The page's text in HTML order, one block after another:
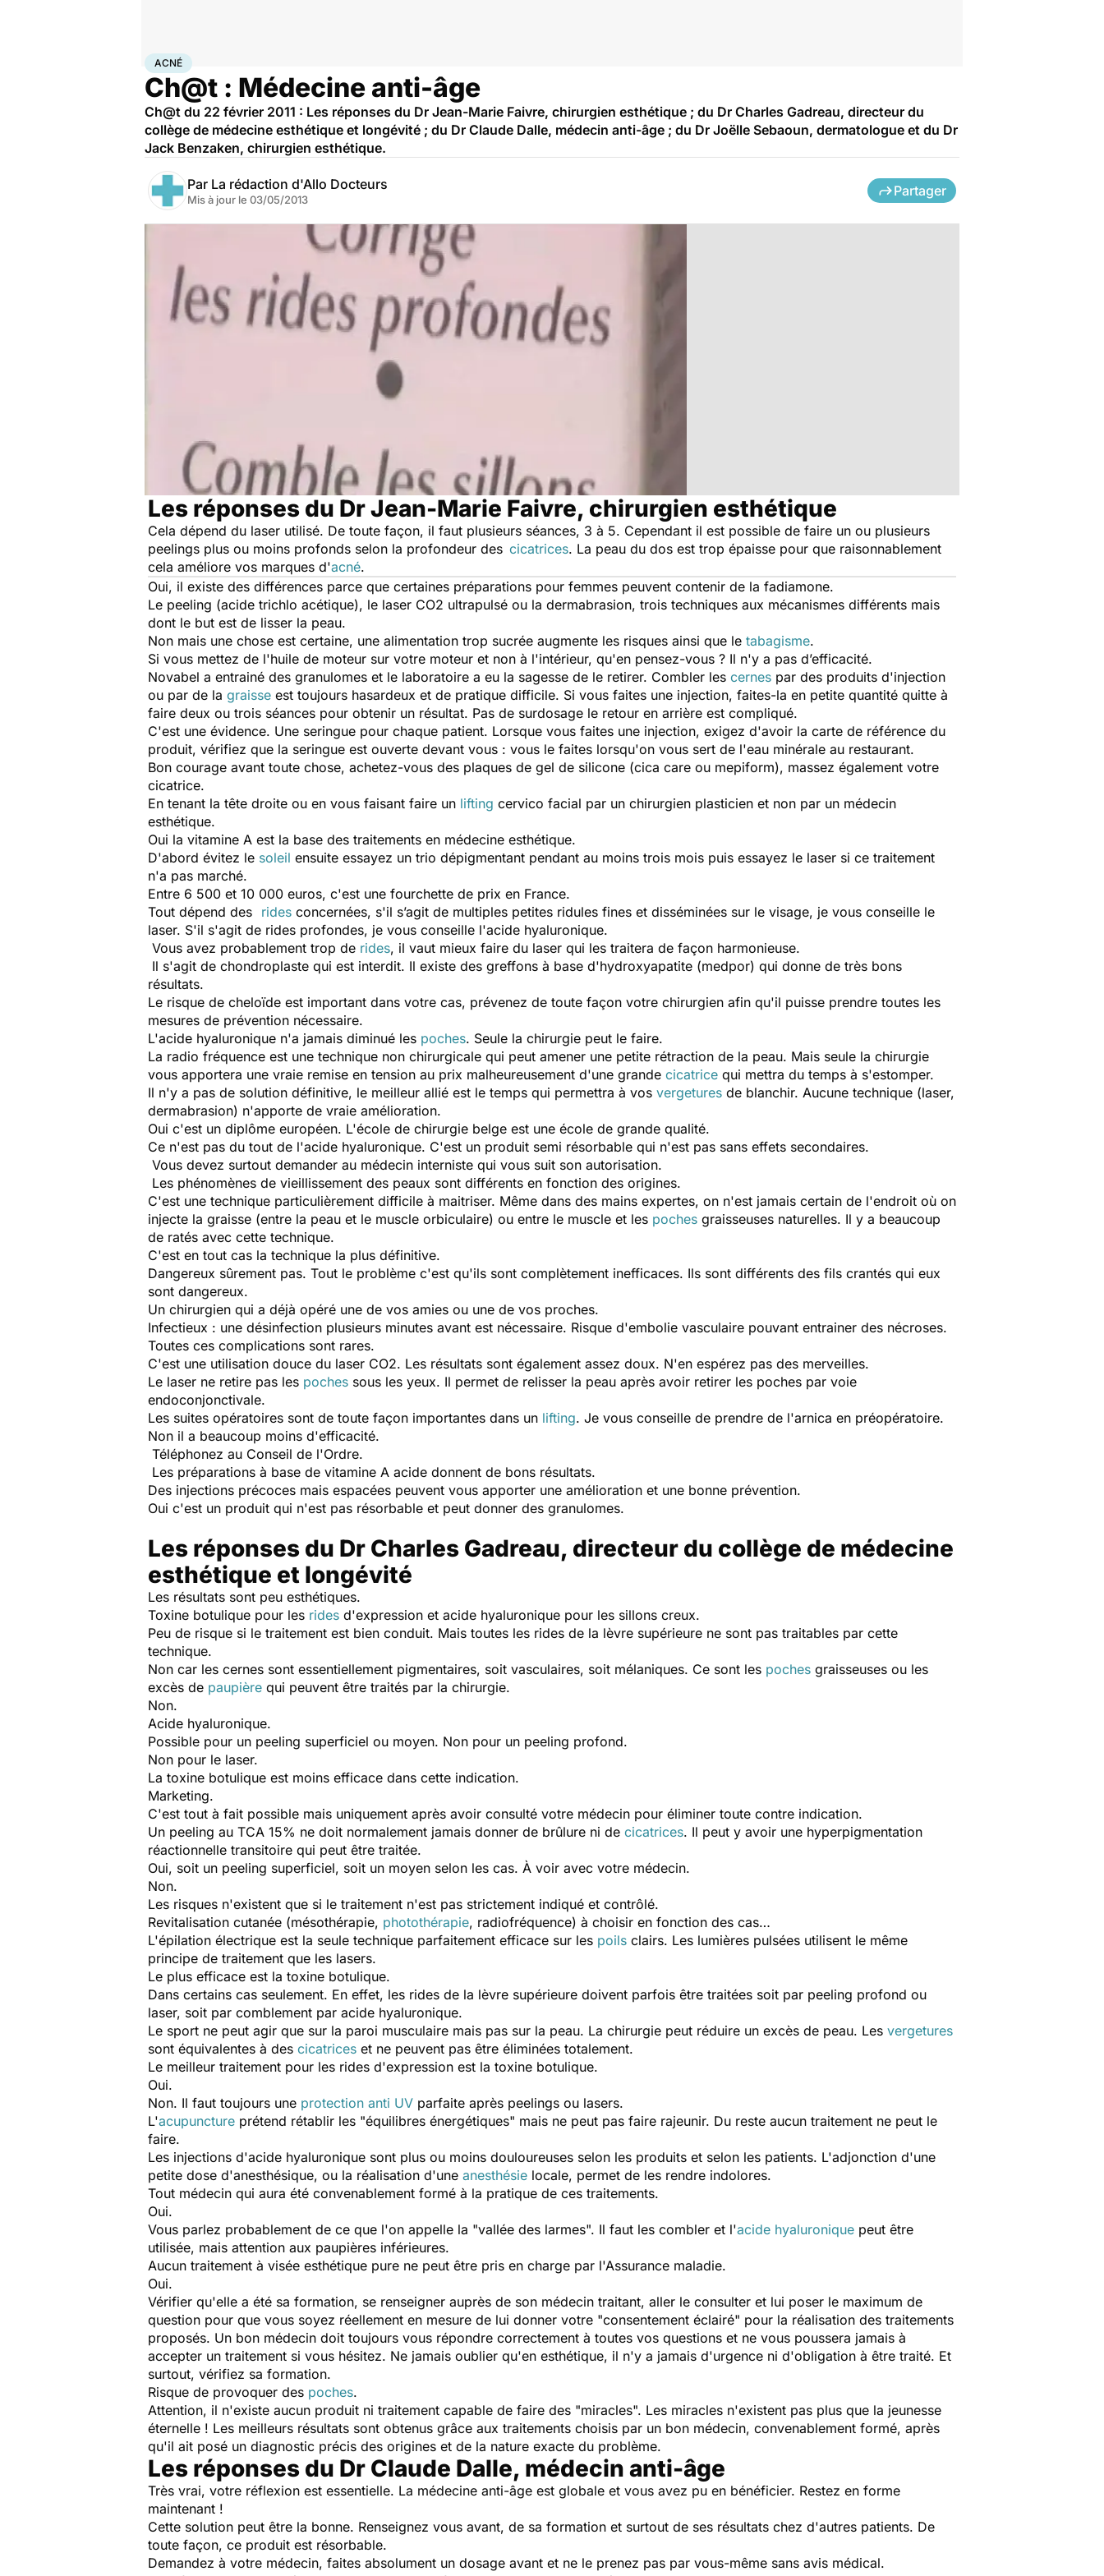
AccueilSanté
ACNÉ
Ch@t : Médecine anti-âge
Ch@t du 22 février 2011 : Les réponses du Dr Jean-Marie Faivre, chirurgien esthétique ; du Dr Charles Gadreau, directeur du
collège de médecine esthétique et longévité ; du Dr Claude Dalle, médecin anti-âge ; du Dr Joëlle Sebaoun, dermatologue et du Dr
Jack Benzaken, chirurgien esthétique.
Par La rédaction d'Allo Docteurs
Mis à jour le 03/05/2013
Partager
Les réponses du Dr Jean-Marie Faivre, chirurgien esthétique
Cela dépend du laser utilisé. De toute façon, il faut plusieurs séances, 3 à 5. Cependant il est possible de faire un ou plusieurs
peelings plus ou moins profonds selon la profondeur des cicatrices. La peau du dos est trop épaisse pour que raisonnablement
cela améliore vos marques d'acné.
Oui, il existe des différences parce que certaines préparations pour femmes peuvent contenir de la fadiamone.
Le peeling (acide trichlo acétique), le laser CO2 ultrapulsé ou la dermabrasion, trois techniques aux mécanismes différents mais
dont le but est de lisser la peau.
Non mais une chose est certaine, une alimentation trop sucrée augmente les risques ainsi que le tabagisme.
Si vous mettez de l'huile de moteur sur votre moteur et non à l'intérieur, qu'en pensez-vous ? Il n'y a pas d’efficacité.
Novabel a entrainé des granulomes et le laboratoire a eu la sagesse de le retirer. Combler les cernes par des produits d'injection
ou par de la graisse est toujours hasardeux et de pratique difficile. Si vous faites une injection, faites-la en petite quantité quitte à
faire deux ou trois séances pour obtenir un résultat. Pas de surdosage le retour en arrière est compliqué.
C'est une évidence. Une seringue pour chaque patient. Lorsque vous faites une injection, exigez d'avoir la carte de référence du
produit, vérifiez que la seringue est ouverte devant vous : vous le faites lorsqu'on vous sert de l'eau minérale au restaurant.
Bon courage avant toute chose, achetez-vous des plaques de gel de silicone (cica care ou mepiform), massez également votre
cicatrice.
En tenant la tête droite ou en vous faisant faire un lifting cervico facial par un chirurgien plasticien et non par un médecin
esthétique.
Oui la vitamine A est la base des traitements en médecine esthétique.
D'abord évitez le soleil ensuite essayez un trio dépigmentant pendant au moins trois mois puis essayez le laser si ce traitement
n'a pas marché.
Entre 6 500 et 10 000 euros, c'est une fourchette de prix en France.
Tout dépend des rides concernées, s'il s’agit de multiples petites ridules fines et disséminées sur le visage, je vous conseille le
laser. S'il s'agit de rides profondes, je vous conseille l'acide hyaluronique.
Vous avez probablement trop de rides, il vaut mieux faire du laser qui les traitera de façon harmonieuse.
Il s'agit de chondroplaste qui est interdit. Il existe des greffons à base d'hydroxyapatite (medpor) qui donne de très bons
résultats.
Le risque de cheloïde est important dans votre cas, prévenez de toute façon votre chirurgien afin qu'il puisse prendre toutes les
mesures de prévention nécessaire.
L'acide hyaluronique n'a jamais diminué les poches. Seule la chirurgie peut le faire.
La radio fréquence est une technique non chirurgicale qui peut amener une petite rétraction de la peau. Mais seule la chirurgie
vous apportera une vraie remise en tension au prix malheureusement d'une grande cicatrice qui mettra du temps à s'estomper.
Il n'y a pas de solution définitive, le meilleur allié est le temps qui permettra à vos vergetures de blanchir. Aucune technique (laser,
dermabrasion) n'apporte de vraie amélioration.
Oui c'est un diplôme européen. L'école de chirurgie belge est une école de grande qualité.
Ce n'est pas du tout de l'acide hyaluronique. C'est un produit semi résorbable qui n'est pas sans effets secondaires.
Vous devez surtout demander au médecin interniste qui vous suit son autorisation.
Les phénomènes de vieillissement des peaux sont différents en fonction des origines.
C'est une technique particulièrement difficile à maitriser. Même dans des mains expertes, on n'est jamais certain de l'endroit où on
injecte la graisse (entre la peau et le muscle orbiculaire) ou entre le muscle et les poches graisseuses naturelles. Il y a beaucoup
de ratés avec cette technique.
C'est en tout cas la technique la plus définitive.
Dangereux sûrement pas. Tout le problème c'est qu'ils sont complètement inefficaces. Ils sont différents des fils crantés qui eux
sont dangereux.
Un chirurgien qui a déjà opéré une de vos amies ou une de vos proches.
Infectieux : une désinfection plusieurs minutes avant est nécessaire. Risque d'embolie vasculaire pouvant entrainer des nécroses.
Toutes ces complications sont rares.
C'est une utilisation douce du laser CO2. Les résultats sont également assez doux. N'en espérez pas des merveilles.
Le laser ne retire pas les poches sous les yeux. Il permet de relisser la peau après avoir retirer les poches par voie
endoconjonctivale.
Les suites opératoires sont de toute façon importantes dans un lifting. Je vous conseille de prendre de l'arnica en préopératoire.
Non il a beaucoup moins d'efficacité.
Téléphonez au Conseil de l'Ordre.
Les préparations à base de vitamine A acide donnent de bons résultats.
Des injections précoces mais espacées peuvent vous apporter une amélioration et une bonne prévention.
Oui c'est un produit qui n'est pas résorbable et peut donner des granulomes.
Les réponses du Dr Charles Gadreau, directeur du collège de médecine
esthétique et longévité
Les résultats sont peu esthétiques.
Toxine botulique pour les rides d'expression et acide hyaluronique pour les sillons creux.
Peu de risque si le traitement est bien conduit. Mais toutes les rides de la lèvre supérieure ne sont pas traitables par cette
technique.
Non car les cernes sont essentiellement pigmentaires, soit vasculaires, soit mélaniques. Ce sont les poches graisseuses ou les
excès de paupière qui peuvent être traités par la chirurgie.
Non.
Acide hyaluronique.
Possible pour un peeling superficiel ou moyen. Non pour un peeling profond.
Non pour le laser.
La toxine botulique est moins efficace dans cette indication.
Marketing.
C'est tout à fait possible mais uniquement après avoir consulté votre médecin pour éliminer toute contre indication.
Un peeling au TCA 15% ne doit normalement jamais donner de brûlure ni de cicatrices. Il peut y avoir une hyperpigmentation
réactionnelle transitoire qui peut être traitée.
Oui, soit un peeling superficiel, soit un moyen selon les cas. À voir avec votre médecin.
Non.
Les risques n'existent que si le traitement n'est pas strictement indiqué et contrôlé.
Revitalisation cutanée (mésothérapie, photothérapie, radiofréquence) à choisir en fonction des cas…
L'épilation électrique est la seule technique parfaitement efficace sur les poils clairs. Les lumières pulsées utilisent le même
principe de traitement que les lasers.
Le plus efficace est la toxine botulique.
Dans certains cas seulement. En effet, les rides de la lèvre supérieure doivent parfois être traitées soit par peeling profond ou
laser, soit par comblement par acide hyaluronique.
Le sport ne peut agir que sur la paroi musculaire mais pas sur la peau. La chirurgie peut réduire un excès de peau. Les vergetures
sont équivalentes à des cicatrices et ne peuvent pas être éliminées totalement.
Le meilleur traitement pour les rides d'expression est la toxine botulique.
Oui.
Non. Il faut toujours une protection anti UV parfaite après peelings ou lasers.
L'acupuncture prétend rétablir les "équilibres énergétiques" mais ne peut pas faire rajeunir. Du reste aucun traitement ne peut le
faire.
Les injections d'acide hyaluronique sont plus ou moins douloureuses selon les produits et selon les patients. L'adjonction d'une
petite dose d'anesthésique, ou la réalisation d'une anesthésie locale, permet de les rendre indolores.
Tout médecin qui aura été convenablement formé à la pratique de ces traitements.
Oui.
Vous parlez probablement de ce que l'on appelle la "vallée des larmes". Il faut les combler et l'acide hyaluronique peut être
utilisée, mais attention aux paupières inférieures.
Aucun traitement à visée esthétique pure ne peut être pris en charge par l'Assurance maladie.
Oui.
Vérifier qu'elle a été sa formation, se renseigner auprès de son médecin traitant, aller le consulter et lui poser le maximum de
question pour que vous soyez réellement en mesure de lui donner votre "consentement éclairé" pour la réalisation des traitements
proposés. Un bon médecin doit toujours vous répondre correctement à toutes vos questions et ne vous poussera jamais à
accepter un traitement si vous hésitez. Ne jamais oublier qu'en esthétique, il n'y a jamais d'urgence ni d'obligation à être traité. Et
surtout, vérifiez sa formation.
Risque de provoquer des poches.
Attention, il n'existe aucun produit ni traitement capable de faire des "miracles". Les miracles n'existent pas plus que la jeunesse
éternelle ! Les meilleurs résultats sont obtenus grâce aux traitements choisis par un bon médecin, convenablement formé, après
qu'il ait posé un diagnostic précis des origines et de la nature exacte du problème.
Les réponses du Dr Claude Dalle, médecin anti-âge
Très vrai, votre réflexion est essentielle. La médecine anti-âge est globale et vous avez pu en bénéficier. Restez en forme
maintenant !
Cette solution peut être la bonne. Renseignez vous avant, de sa formation et surtout de ses résultats chez d'autres patients. De
toute façon, ce produit est résorbable.
Demandez à votre médecin, faites absolument un dosage avant et ne le prenez pas par vous-même sans avis médical.